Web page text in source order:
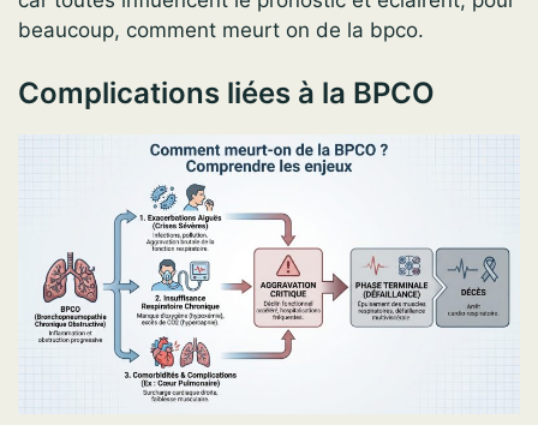
beaucoup, comment meurt on de la bpco.
Complications liées à la BPCO